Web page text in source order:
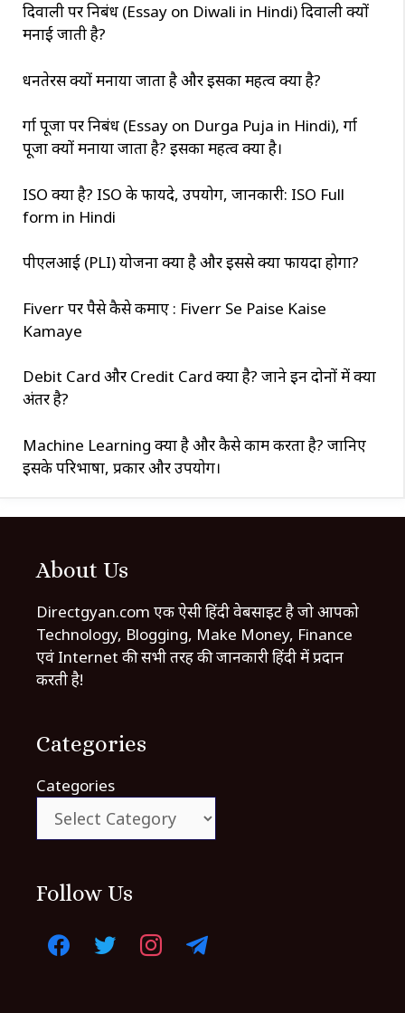
दिवाली पर निबंध (Essay on Diwali in Hindi) दिवाली क्यों
मनाई जाती है?
धनतेरस क्यों मनाया जाता है और इसका महत्व क्या है?
दुर्गा पूजा पर निबंध (Essay on Durga Puja in Hindi), दुर्गा
पूजा क्यों मनाया जाता है? इसका महत्व क्या है।
ISO क्या है? ISO के फायदे, उपयोग, जानकारी: ISO Full
form in Hindi
पीएलआई (PLI) योजना क्या है और इससे क्या फायदा होगा?
Fiverr पर पैसे कैसे कमाए : Fiverr Se Paise Kaise
Kamaye
Debit Card और Credit Card क्या है? जाने इन दोनों में क्या
अंतर है?
Machine Learning क्या है और कैसे काम करता है? जानिए
इसके परिभाषा, प्रकार और उपयोग।
About Us
Directgyan.com एक ऐसी हिंदी वेबसाइट है जो आपको
Technology, Blogging, Make Money, Finance
एवं Internet की सभी तरह की जानकारी हिंदी में प्रदान
करती है!
Categories
Categories
Follow Us